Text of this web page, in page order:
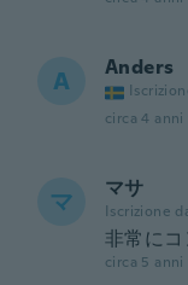
A Anders
circa 4 anni
マ マサ
Iscrizione
非常に
circa 5 anni